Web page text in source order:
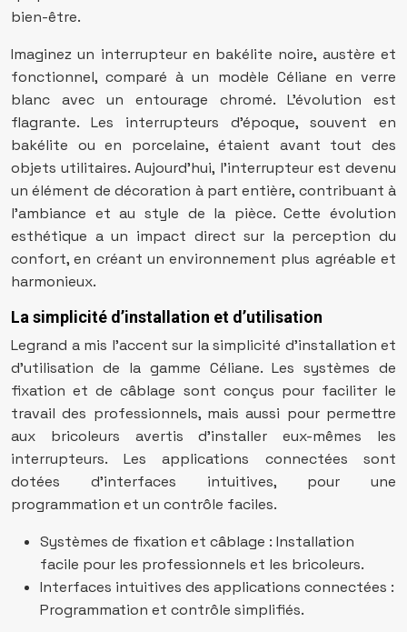
bien-être.
Imaginez un interrupteur en bakélite noire, austère et
fonctionnel, comparé à un modèle Céliane en verre
blanc avec un entourage chromé. L’évolution est
flagrante. Les interrupteurs d’époque, souvent en
bakélite ou en porcelaine, étaient avant tout des
objets utilitaires. Aujourd’hui, l’interrupteur est devenu
un élément de décoration à part entière, contribuant à
l’ambiance et au style de la pièce. Cette évolution
esthétique a un impact direct sur la perception du
confort, en créant un environnement plus agréable et
harmonieux.
La simplicité d’installation et d’utilisation
Legrand a mis l’accent sur la simplicité d’installation et
d’utilisation de la gamme Céliane. Les systèmes de
fixation et de câblage sont conçus pour faciliter le
travail des professionnels, mais aussi pour permettre
aux bricoleurs avertis d’installer eux-mêmes les
interrupteurs. Les applications connectées sont
dotées d’interfaces intuitives, pour une
programmation et un contrôle faciles.
Systèmes de fixation et câblage : Installation
facile pour les professionnels et les bricoleurs.
Interfaces intuitives des applications connectées :
Programmation et contrôle simplifiés.